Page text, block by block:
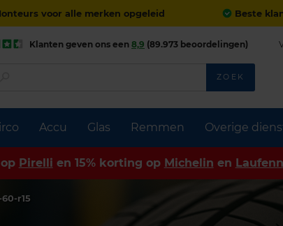
voor alle merken opgeleid Beste
Accu Glas Remmen Overige
Klanten geven ons een 8,9 (89.973 beoordelingen)
ZOEK
Pirelli en 15% korting op Michelin en Laufenn
60-r15